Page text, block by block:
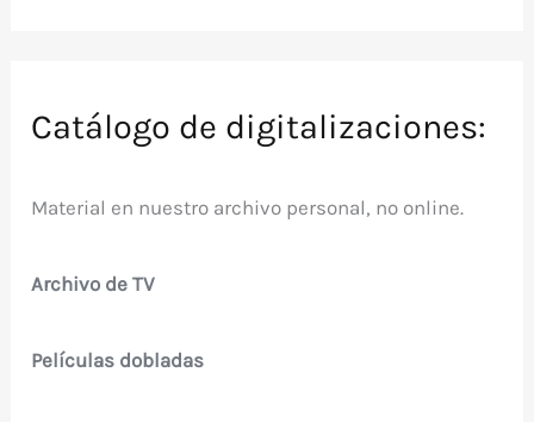
Catálogo de digitalizaciones:
Material en nuestro archivo personal, no online.
Archivo de TV
Películas dobladas